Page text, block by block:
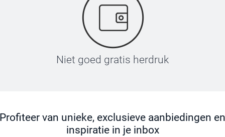
Niet goed gratis herdruk
Profiteer van unieke, exclusieve aanbiedingen en
inspiratie in je inbox